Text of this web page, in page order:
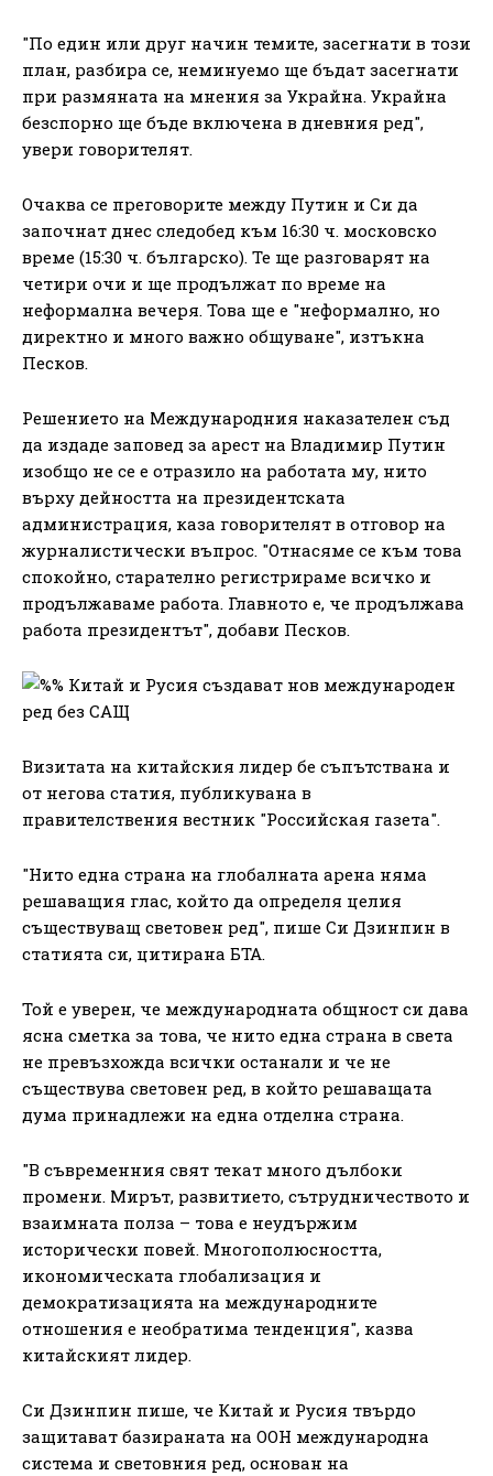
"По един или друг начин темите, засегнати в този
план, разбира се, неминуемо ще бъдат засегнати
при размяната на мнения за Украйна. Украйна
безспорно ще бъде включена в дневния ред",
увери говорителят.
Очаква се преговорите между Путин и Си да
започнат днес следобед към 16:30 ч. московско
време (15:30 ч. българско). Те ще разговарят на
четири очи и ще продължат по време на
неформална вечеря. Това ще е "неформално, но
директно и много важно общуване", изтъкна
Песков.
Решението на Международния наказателен съд
да издаде заповед за арест на Владимир Путин
изобщо не се е отразило на работата му, нито
върху дейността на президентската
администрация, каза говорителят в отговор на
журналистически въпрос. "Отнасяме се към това
спокойно, старателно регистрираме всичко и
продължаваме работа. Главното е, че продължава
работа президентът", добави Песков.
Визитата на китайския лидер бе съпътствана и
от негова статия, публикувана в
правителствения вестник "Российская газета".
"Нито една страна на глобалната арена няма
решаващия глас, който да определя целия
съществуващ световен ред", пише Си Дзинпин в
статията си, цитирана БТА.
Той е уверен, че международната общност си дава
ясна сметка за това, че нито една страна в света
не превъзхожда всички останали и че не
съществува световен ред, в който решаващата
дума принадлежи на една отделна страна.
"В съвременния свят текат много дълбоки
промени. Мирът, развитието, сътрудничеството и
взаимната полза – това е неудържим
исторически повей. Многополюсността,
икономическата глобализация и
демократизацията на международните
отношения е необратима тенденция", казва
китайският лидер.
Си Дзинпин пише, че Китай и Русия твърдо
защитават базираната на ООН международна
система и световния ред, основан на